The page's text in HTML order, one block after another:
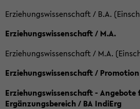
Erziehungswissenschaft / B.A.
Erziehungswissenschaft / M.A.
Erziehungswissenschaft / M.A.
Erziehungswissenschaft / Promotion
Erziehungswissenschaft -
Ergänzungsbereich / BA IndiErg